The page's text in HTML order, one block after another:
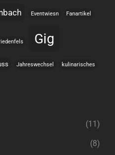
Eventwiesn Fanartikel
Gig
Jahreswechsel kulinarisches
(11)
(8)